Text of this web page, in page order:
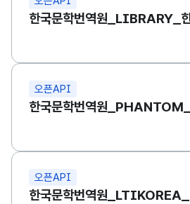
한국문학번역원_LIBRARY_
오픈API
오픈API
한국문학번역원_LTIKOREA_